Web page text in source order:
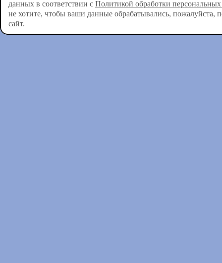
данных в соответствии с Политикой обработки
не хотите, чтобы ваши данные обрабатывались, пожалуйста,
сайт.